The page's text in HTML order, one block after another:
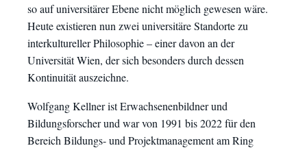
so auf universitärer Ebene nicht möglich gewesen wäre.
Heute existieren nun zwei universitäre Standorte zu
interkultureller Philosophie – einer davon an der
Universität Wien, der sich besonders durch dessen
Kontinuität auszeichne.
Wolfgang Kellner ist Erwachsenenbildner und
Bildungsforscher und war von 1991 bis 2022 für den
Bereich Bildungs- und Projektmanagement am Ring